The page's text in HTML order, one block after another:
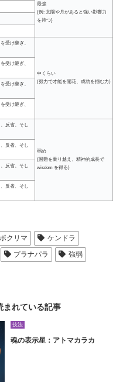
最強
(例: 太陽や月があると強い影響力
を持つ)
受け継ぎ、
中くらい
(努力で才能を開花、成功を掴む力)
受け継ぎ、
受け継ぎ、
受け継ぎ、
反省、そし
弱め
(困難を乗り越え、精神的成長で
wisdom を得る)
反省、そし
反省、そし
反省、そし
クリマ
ケンドラ
プラナパラ
強弱
まれている記事
技法
魂の表示星：アトマカラカ